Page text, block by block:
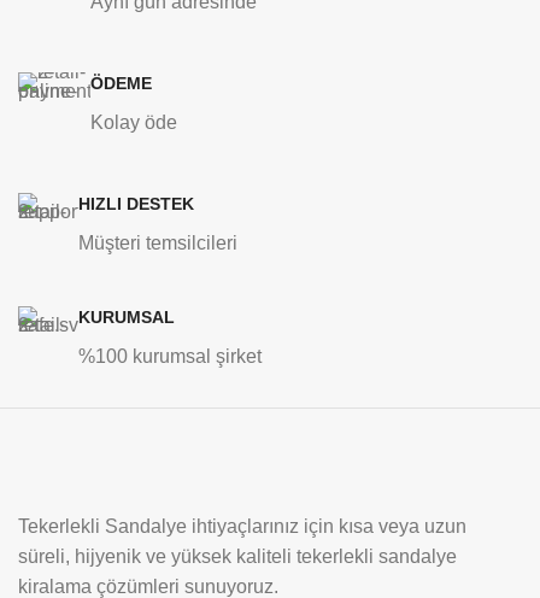
ÖDEME
Kolay öde
HIZLI DESTEK
Müşteri temsilcileri
KURUMSAL
%100 kurumsal şirket
Tekerlekli Sandalye ihtiyaçlarınız için kısa veya uzun
süreli, hijyenik ve yüksek kaliteli tekerlekli sandalye
kiralama çözümleri sunuyoruz.